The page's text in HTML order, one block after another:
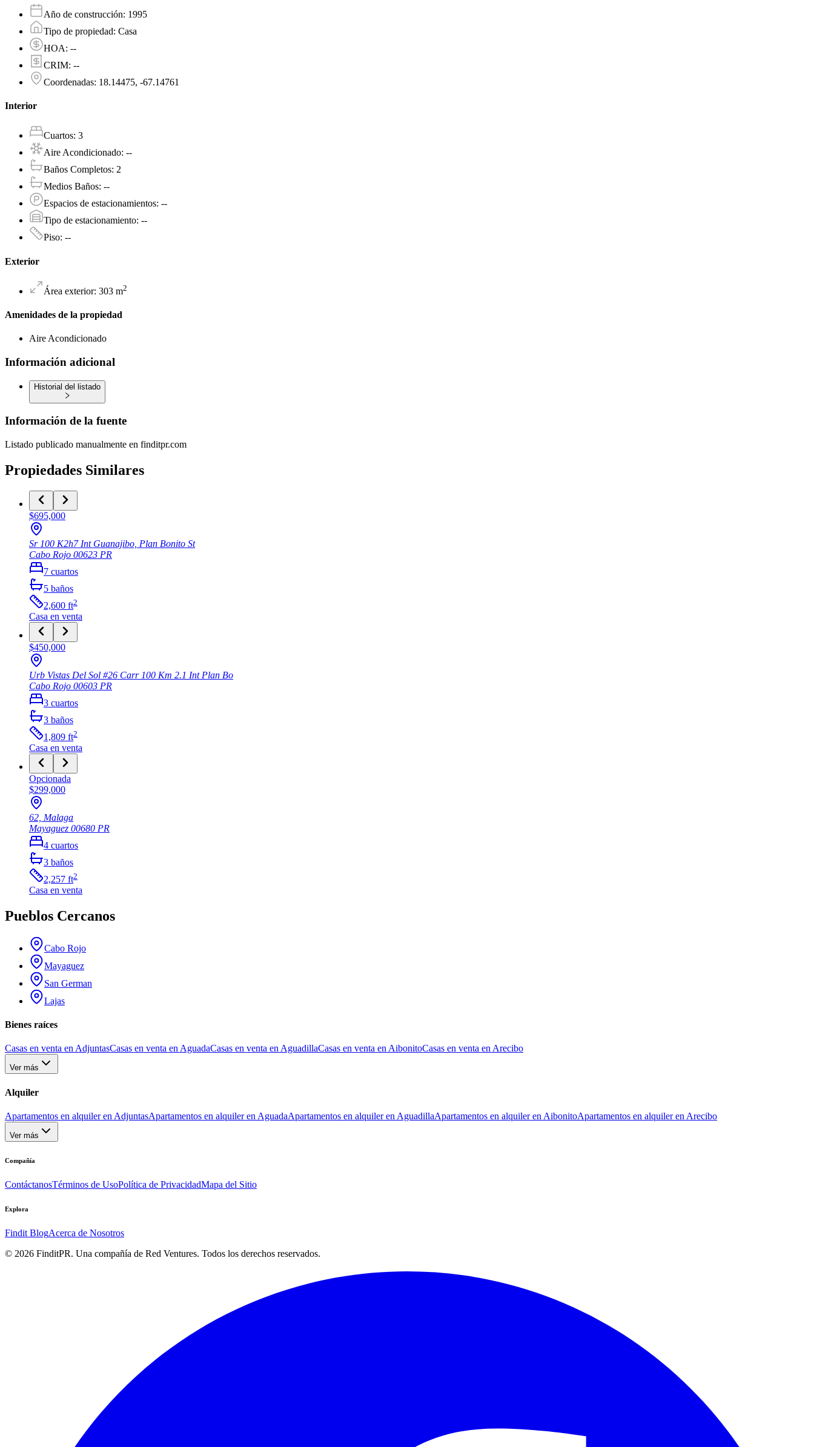
Año de construcción: 1995
Tipo de propiedad: Casa
HOA: --
CRIM: --
Coordenadas: 18.14475, -67.14761
Interior
Cuartos: 3
Aire Acondicionado: --
Baños Completos: 2
Medios Baños: --
Espacios de estacionamientos: --
Tipo de estacionamiento: --
Piso: --
Exterior
Área exterior: 303 m2
Amenidades de la propiedad
Aire Acondicionado
Información adicional
Historial del listado
Información de la fuente
Listado publicado manualmente en finditpr.com
Propiedades Similares
$695,000
Sr 100 K2h7 Int Guanajibo, Plan Bonito St
Cabo Rojo 00623 PR
7 cuartos
5 baños
2,600 ft2
Casa en venta
$450,000
Urb Vistas Del Sol #26 Carr 100 Km 2.1 Int Plan Bo
Cabo Rojo 00603 PR
3 cuartos
3 baños
1,809 ft2
Casa en venta
Opcionada
$299,000
62, Malaga
Mayaguez 00680 PR
4 cuartos
3 baños
2,257 ft2
Casa en venta
Pueblos Cercanos
Cabo Rojo
Mayaguez
San German
Lajas
Bienes raíces
Casas en venta en AdjuntasCasas en venta en AguadaCasas en venta en AguadillaCasas en venta en AibonitoCasas en venta en Arecibo
Ver más
Alquiler
Apartamentos en alquiler en AdjuntasApartamentos en alquiler en AguadaApartamentos en alquiler en AguadillaApartamentos en alquiler en AibonitoApartamentos en alquiler en Arecibo
Ver más
Compañía
ContáctanosTérminos de UsoPolítica de PrivacidadMapa del Sitio
Explora
Findit BlogAcerca de Nosotros
© 2026 FinditPR. Una compañía de Red Ventures. Todos los derechos reservados.